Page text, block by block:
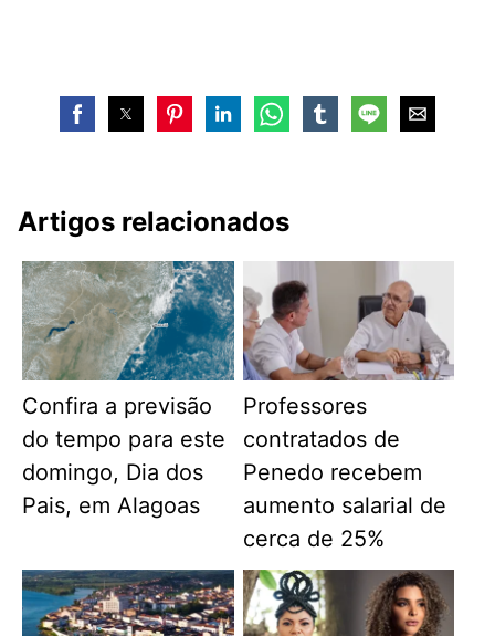
Artigos relacionados
Confira a previsão
do tempo para este
domingo, Dia dos
Pais, em Alagoas
Professores
contratados de
Penedo recebem
aumento salarial de
cerca de 25%